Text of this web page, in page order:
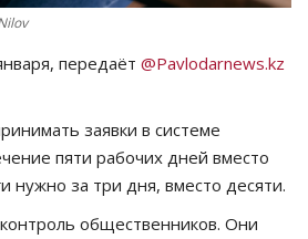
передаёт @Pavlodarnews.kz
заявки в системе
пяти рабочих дней вместо
нужно за три дня, вместо десяти.
общественников. Они